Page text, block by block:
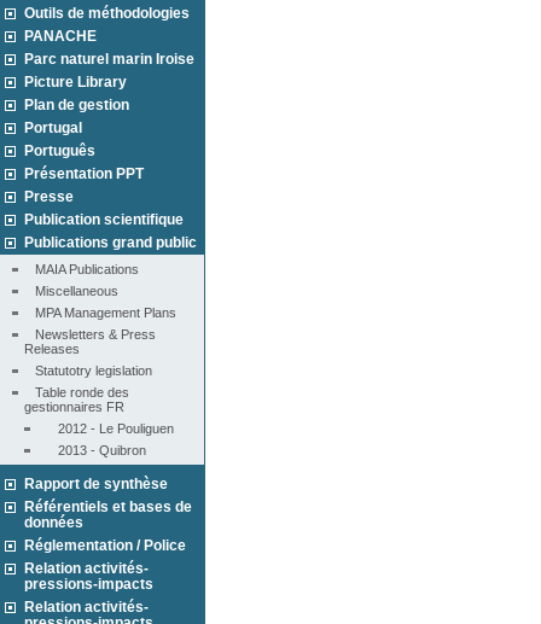
Outils de méthodologies
PANACHE
Parc naturel marin Iroise
Picture Library
Plan de gestion
Portugal
Português
Présentation PPT
Presse
Publication scientifique
Publications grand public
MAIA Publications
Miscellaneous
MPA Management Plans
Newsletters & Press
Releases
Statutotry legislation
Table ronde des
gestionnaires FR
2012 - Le Pouliguen
2013 - Quibron
Rapport de synthèse
Référentiels et bases de
données
Réglementation / Police
Relation activités-
pressions-impacts
Relation activités-